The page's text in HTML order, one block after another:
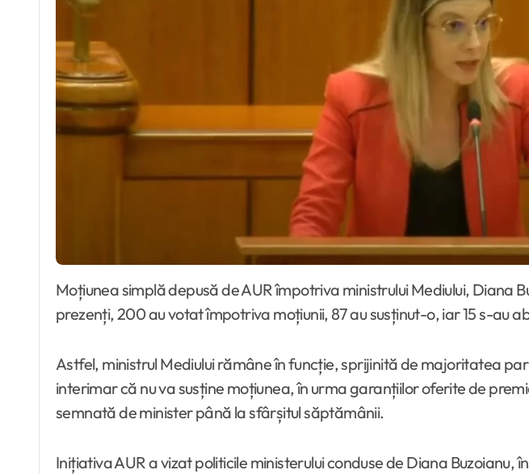
Moțiunea simplă depusă de AUR împotriva ministrului Mediului, Diana Buzoianu, a fost respinsă miercuri în Parlament. Din cei 302 parlamentari
prezenți, 200 au votat împotriva moțiunii, 87 au susținut-o, iar 15 s-au
Astfel, ministrul Mediului rămâne în funcție, sprijinită de majoritatea
interimar că nu va susține moțiunea, în urma garanțiilor oferite de
semnată de minister până la sfârșitul săptămânii.
Inițiativa AUR a vizat politicile ministerului conduse de Diana